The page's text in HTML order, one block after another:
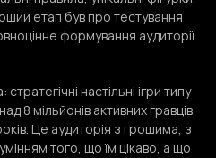
етап був про тестування
формування аудиторії
настільні ігри типу
8 мільйонів активних гравців,
Це аудиторія з грошима, з
того, що їм цікаво, а що